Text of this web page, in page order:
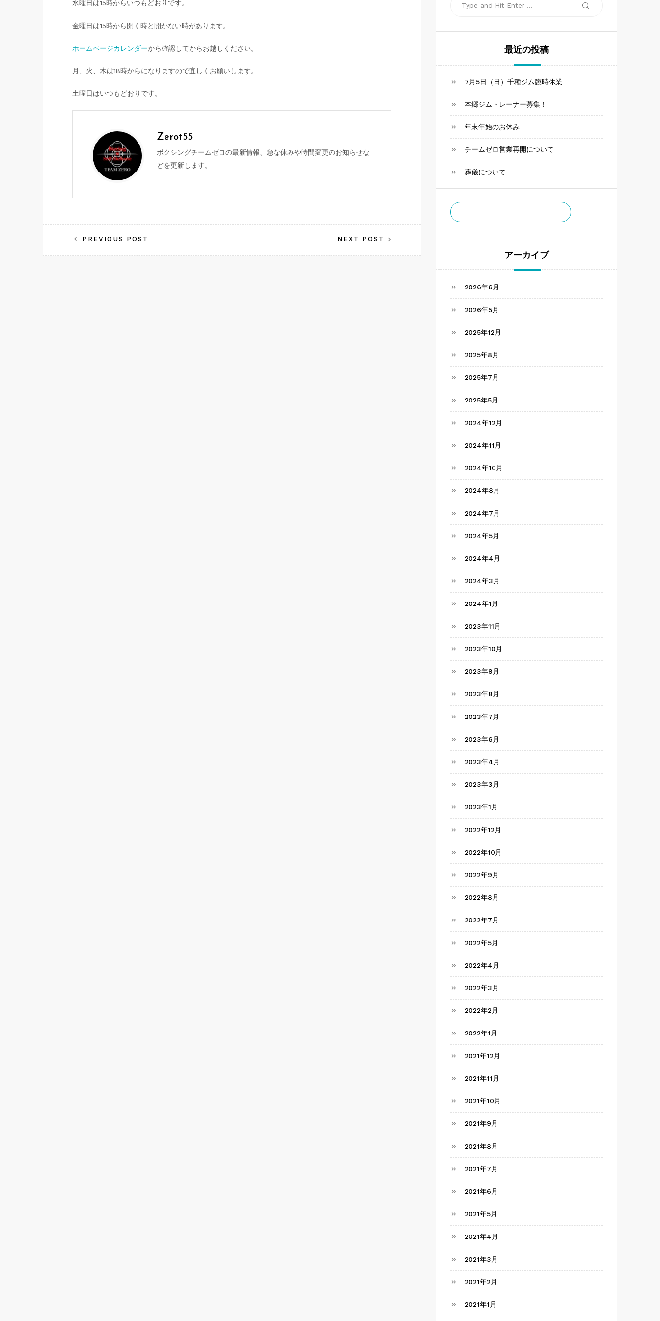
水曜日は15時からいつもどおりです。
金曜日は15時から開く時と開かない時があります。
ホームページカレンダーから確認してからお越しください。
月、火、木は18時からになりますので宜しくお願いします。
土曜日はいつもどおりです。
Zerot55
ボクシングチームゼロの最新情報、急な休みや時間変更のお知らせな
どを更新します。
投
稿
PREVIOUS POST NEXT POST
Search
最近の投稿
7月5日（日）千種ジム臨時休業
本郷ジムトレーナー募集！
年末年始のお休み
チームゼロ営業再開について
葬儀について
アーカイブ
2026年6月
2026年5月
2025年12月
2025年8月
2025年7月
2025年5月
2024年12月
2024年11月
2024年10月
2024年8月
2024年7月
2024年5月
2024年4月
2024年3月
2024年1月
2023年11月
2023年10月
2023年9月
2023年8月
2023年7月
2023年6月
2023年4月
2023年3月
2023年1月
2022年12月
2022年10月
2022年9月
2022年8月
2022年7月
2022年5月
2022年4月
2022年3月
2022年2月
2022年1月
2021年12月
2021年11月
2021年10月
2021年9月
2021年8月
2021年7月
2021年6月
2021年5月
2021年4月
2021年3月
2021年2月
2021年1月